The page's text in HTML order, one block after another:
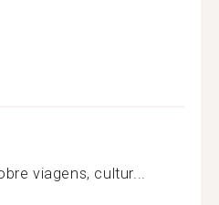
viagens, cultur...